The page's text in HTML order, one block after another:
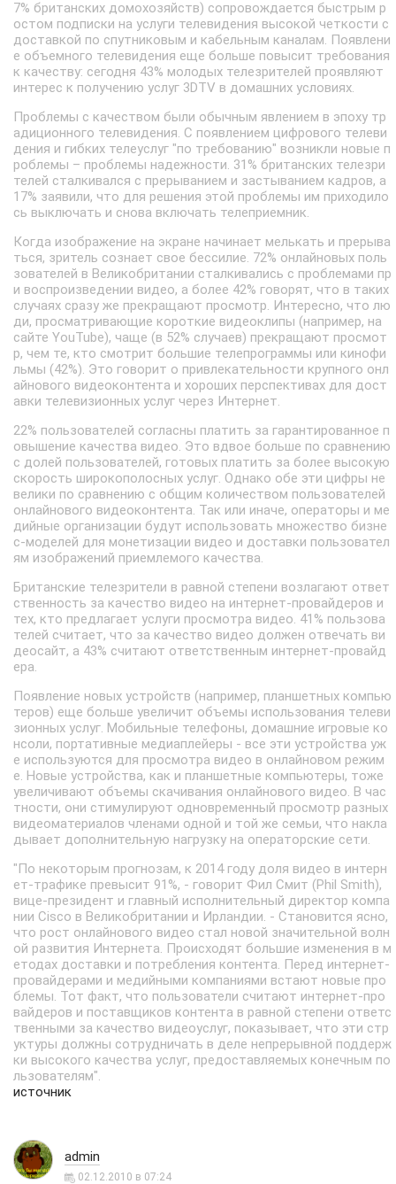
7% британских домохозяйств) сопровождается быстрым р
остом подписки на услуги телевидения высокой четкости с
доставкой по спутниковым и кабельным каналам. Появлени
е объемного телевидения еще больше повысит требования
к качеству: сегодня 43% молодых телезрителей проявляют
интерес к получению услуг 3DTV в домашних условиях.
Проблемы с качеством были обычным явлением в эпоху тр
адиционного телевидения. С появлением цифрового телеви
дения и гибких телеуслуг "по требованию" возникли новые п
роблемы – проблемы надежности. 31% британских телезри
телей сталкивался с прерыванием и застыванием кадров, а
17% заявили, что для решения этой проблемы им приходило
сь выключать и снова включать телеприемник.
Когда изображение на экране начинает мелькать и прерыва
ться, зритель сознает свое бессилие. 72% онлайновых поль
зователей в Великобритании сталкивались с проблемами пр
и воспроизведении видео, а более 42% говорят, что в таких
случаях сразу же прекращают просмотр. Интересно, что лю
ди, просматривающие короткие видеоклипы (например, на
сайте YouTube), чаще (в 52% случаев) прекращают просмот
р, чем те, кто смотрит большие телепрограммы или кинофи
льмы (42%). Это говорит о привлекательности крупного онл
айнового видеоконтента и хороших перспективах для дост
авки телевизионных услуг через Интернет.
22% пользователей согласны платить за гарантированное п
овышение качества видео. Это вдвое больше по сравнению
с долей пользователей, готовых платить за более высокую
скорость широкополосных услуг. Однако обе эти цифры не
велики по сравнению с общим количеством пользователей
онлайнового видеоконтента. Так или иначе, операторы и ме
дийные организации будут использовать множество бизне
с-моделей для монетизации видео и доставки пользовател
ям изображений приемлемого качества.
Британские телезрители в равной степени возлагают ответ
ственность за качество видео на интернет-провайдеров и
тех, кто предлагает услуги просмотра видео. 41% пользова
телей считает, что за качество видео должен отвечать ви
деосайт, а 43% считают ответственным интернет-провайд
ера.
Появление новых устройств (например, планшетных компью
теров) еще больше увеличит объемы использования телеви
зионных услуг. Мобильные телефоны, домашние игровые ко
нсоли, портативные медиаплейеры - все эти устройства уж
е используются для просмотра видео в онлайновом режим
е. Новые устройства, как и планшетные компьютеры, тоже
увеличивают объемы скачивания онлайнового видео. В час
тности, они стимулируют одновременный просмотр разных
видеоматериалов членами одной и той же семьи, что накла
дывает дополнительную нагрузку на операторские сети.
"По некоторым прогнозам, к 2014 году доля видео в интерн
ет-трафике превысит 91%, - говорит Фил Смит (Phil Smith),
вице-президент и главный исполнительный директор компа
нии Cisco в Великобритании и Ирландии. - Становится ясно,
что рост онлайнового видео стал новой значительной волн
ой развития Интернета. Происходят большие изменения в м
етодах доставки и потребления контента. Перед интернет-
провайдерами и медийными компаниями встают новые про
блемы. Тот факт, что пользователи считают интернет-про
вайдеров и поставщиков контента в равной степени ответс
твенными за качество видеоуслуг, показывает, что эти стр
уктуры должны сотрудничать в деле непрерывной поддерж
ки высокого качества услуг, предоставляемых конечным по
льзователям".
источник
admin
02.12.2010 в 07:24